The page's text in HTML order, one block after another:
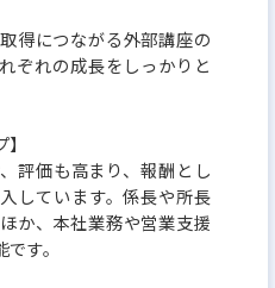
得につながる外部講座の
ぞれの成長をしっかりと
評価も高まり、報酬とし
しています。係長や所長
か、本社業務や営業支援
す。